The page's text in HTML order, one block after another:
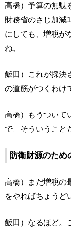
高橋）予算の無駄
財務省のさじ加減
にしても、増税が
ね。
飯田）これが採決
の道筋がつくわけ
高橋）もうついて
で、そういうこと
防衛財源のため
高橋）まだ増税の
をやればちょうど
飯田）なるほど。